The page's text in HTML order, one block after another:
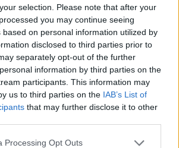
selection. Please note that after your
you may continue seeing
based on personal information utilized by
disclosed to third parties prior to
separately opt-out of the further
information by third parties on the
participants. This information may
us to third parties on the IAB’s List of
that may further disclose it to other
website/app uses one or more Google
Processing Opt Outs